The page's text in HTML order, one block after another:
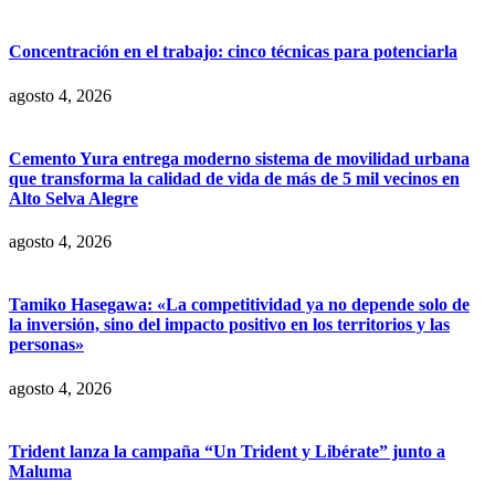
Concentración en el trabajo: cinco técnicas para potenciarla
agosto 4, 2026
Cemento Yura entrega moderno sistema de movilidad urbana
que transforma la calidad de vida de más de 5 mil vecinos en
Alto Selva Alegre
agosto 4, 2026
Tamiko Hasegawa: «La competitividad ya no depende solo de
la inversión, sino del impacto positivo en los territorios y las
personas»
agosto 4, 2026
Trident lanza la campaña “Un Trident y Libérate” junto a
Maluma